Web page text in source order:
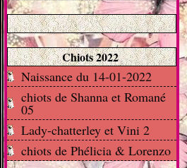
Chiots 2022
Naissance du 14-01-2022
chiots de Shanna et Romané
05
Lady-chatterley et Vini 2
chiots de Phélicia & Lorenzo